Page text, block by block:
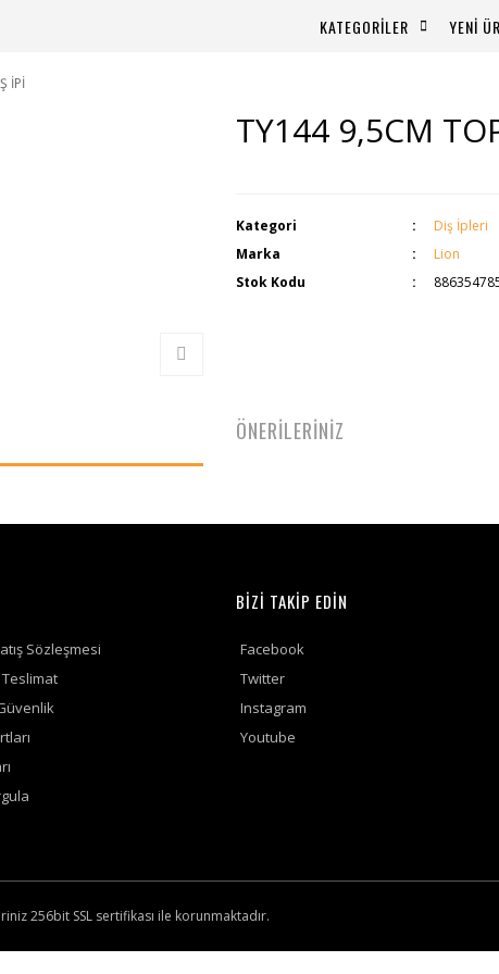
KATEGORİLER YENİ
İPİ
TY144 9,5CM
Kategori
Diş İpleri
Marka
Lion
Stok Kodu
ÖNERİLERİNİZ
Sözleşmesi
BİZİ TAKİP EDİN
Facebook
Twitter
Instagram
Youtube
256bit SSL sertifikası ile korunmaktadır.